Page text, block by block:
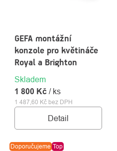
nás
Kontakty
GEFA montážní
konzole pro květináče
Royal a Brighton
Skladem
1 487,60 Kč bez DPH
1 800 Kč / ks
Detail
Doporučujeme Top